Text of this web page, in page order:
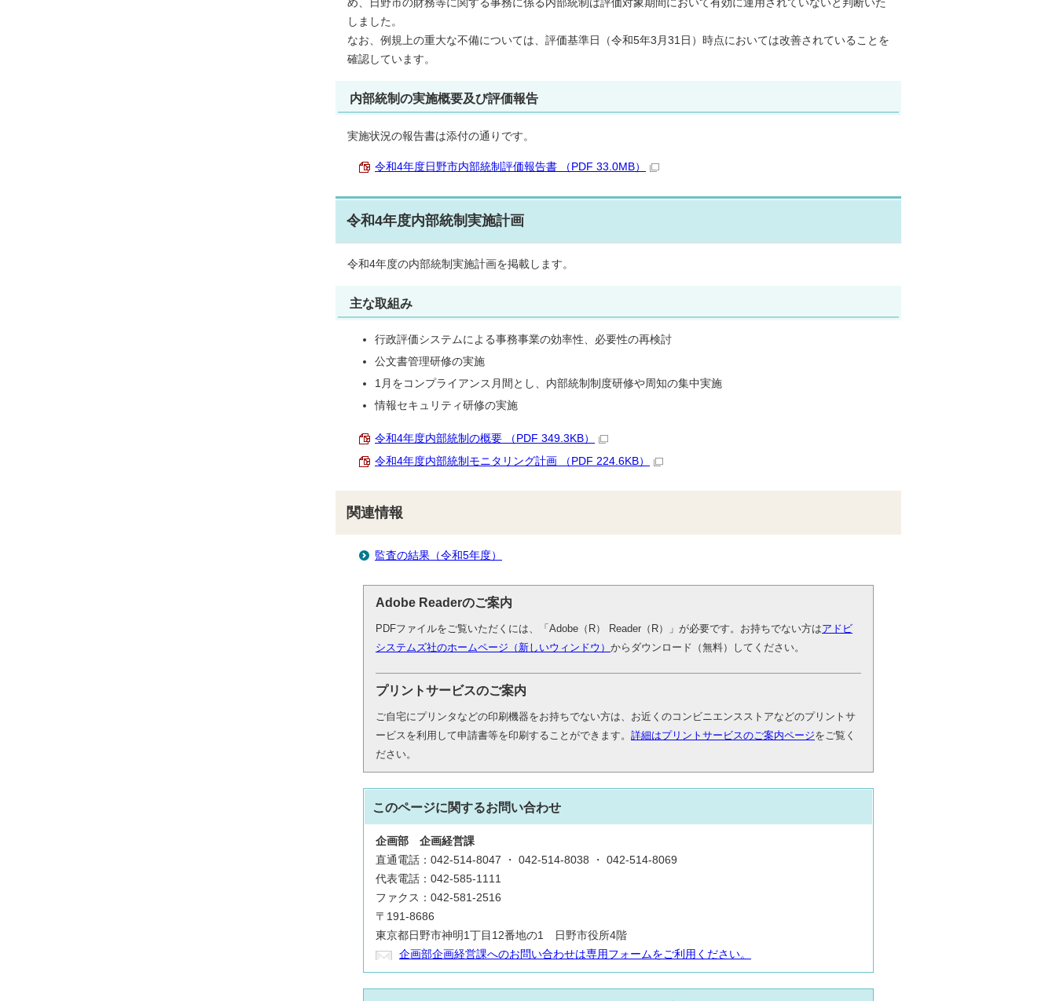
め、日野市の財務等に関する事務に係る内部統制は評価対象期間において有効に運用されていないと判断いた
しました。
なお、例規上の重大な不備については、評価基準日（令和5年3月31日）時点においては改善されていることを
確認しています。
内部統制の実施概要及び評価報告
実施状況の報告書は添付の通りです。
令和4年度日野市内部統制評価報告書 （PDF 33.0MB）
令和4年度内部統制実施計画
令和4年度の内部統制実施計画を掲載します。
主な取組み
行政評価システムによる事務事業の効率性、必要性の再検討
公文書管理研修の実施
1月をコンプライアンス月間とし、内部統制制度研修や周知の集中実施
情報セキュリティ研修の実施
令和4年度内部統制の概要 （PDF 349.3KB）
令和4年度内部統制モニタリング計画 （PDF 224.6KB）
関連情報
監査の結果（令和5年度）
Adobe Readerのご案内
PDFファイルをご覧いただくには、「Adobe（R） Reader（R）」が必要です。お持ちでない方はアドビ
システムズ社のホームページ（新しいウィンドウ） からダウンロード（無料）してください。
プリントサービスのご案内
ご自宅にプリンタなどの印刷機器をお持ちでない方は、お近くのコンビニエンスストアなどのプリントサ
ービスを利用して申請書等を印刷することができます。 詳細はプリントサービスのご案内ページをご覧く
ださい。
このページに関するお問い合わせ
企画部 企画経営課
直通電話：042-514-8047 ・ 042-514-8038 ・ 042-514-8069
代表電話：042-585-1111
ファクス：042-581-2516
〒191-8686
東京都日野市神明1丁目12番地の1 日野市役所4階
企画部企画経営課へのお問い合わせは専用フォームをご利用ください。